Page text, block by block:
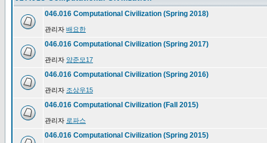
046.016 Computational Civilization (Spring 2018)
관리자 배요한
046.016 Computational Civilization (Spring 2017)
관리자 양준모17
046.016 Computational Civilization (Spring 2016)
관리자 조상우15
046.016 Computational Civilization (Fall 2015)
관리자 로파스
046.016 Computational Civilization (Spring 2015)